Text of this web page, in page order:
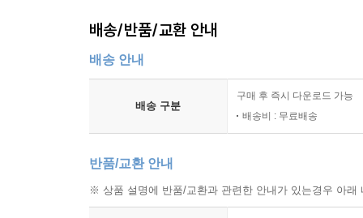
배송/반품/교환 안내
배송 안내
배송 구분
구매 후 즉시 다운로드 가능
배송비 : 무료배송
반품/교환 안내
※ 상품 설명에 반품/교환과 관련한 안내가 있는경우 아